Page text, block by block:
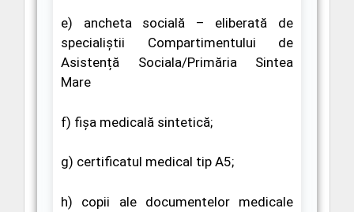
e) ancheta socială – eliberată de
specialiștii Compartimentului de
Asistență Sociala/Primăria Sintea
Mare
f) fișa medicală sintetică;
g) certificatul medical tip A5;
h) copii ale documentelor medicale